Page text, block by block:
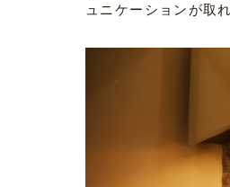
ュニケーションが取